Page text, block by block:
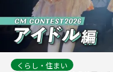
くらし・住まい